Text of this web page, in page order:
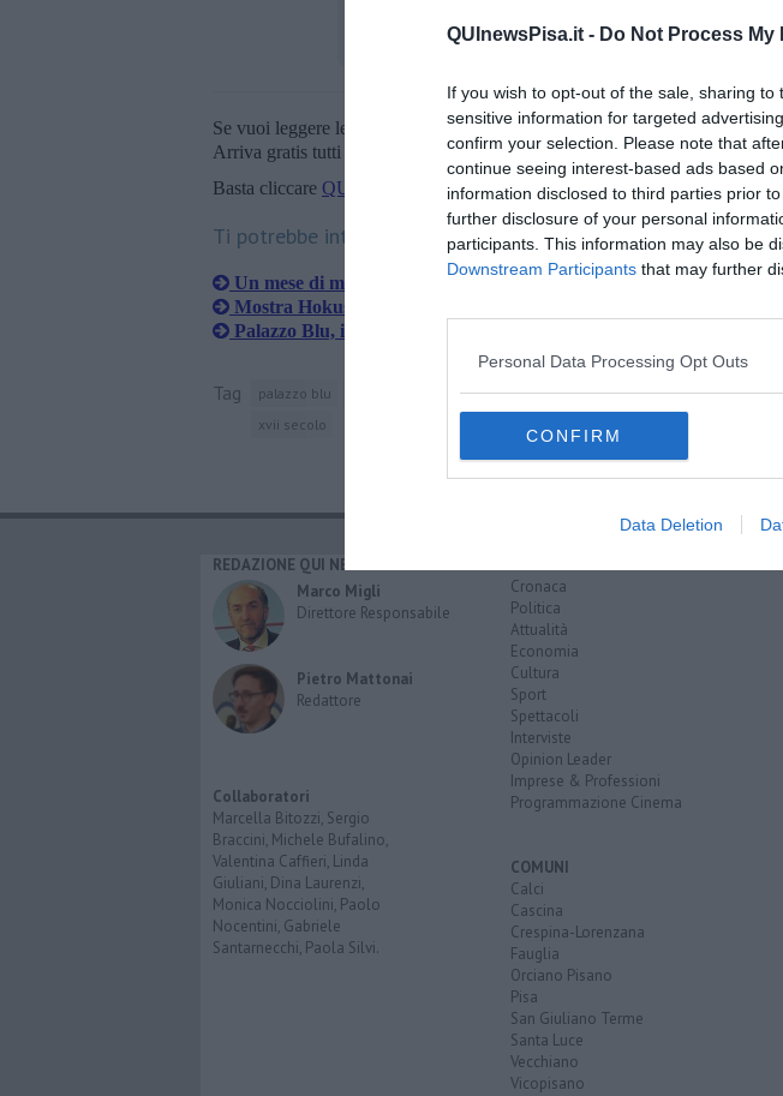
QUInewsPisa.it - Do Not Process
If you wish to opt-out of the sale, sharing
sensitive information for targeted
confirm your selection. Please note that
continue seeing interest-based ads based
information disclosed to third parties prior
further disclosure of your personal
participants. This information may also be
Downstream Participants that may further
Personal Data Processing Opt Outs
CONFIRM
Data Deletion
Se vuoi leggere le notizie principali della Toscana iscriviti allaNewsletter
Arriva gratis tutti i giorni alle 20:00 direttamente nella tua casella di posta.
Basta cliccare QUI
Ti potrebbe interessare anche:
Un mese di musica e arte diffusa
Mostra Hokusai chiude con numeri record
Palazzo Blu, il crimine nella letteratura
Tag palazzo blu artemisia gentileschi simon vouet museo
xvii secolo
REDAZIONE QUI NEWS
Marco Migli
Direttore Responsabile
Pietro Mattonai
Redattore
Collaboratori
Marcella Bitozzi, Sergio
Braccini, Michele Bufalino,
Valentina Caffieri, Linda
Giuliani, Dina Laurenzi,
Monica Nocciolini, Paolo
Nocentini, Gabriele
Santarnecchi, Paola Silvi.
CATEGORIE
Cronaca
Politica
Attualità
Economia
Cultura
Sport
Spettacoli
Interviste
Opinion Leader
Imprese & Professioni
Programmazione Cinema
COMUNI
Calci
Cascina
Crespina-Lorenzana
Fauglia
Orciano Pisano
Pisa
San Giuliano Terme
Santa Luce
Vecchiano
Vicopisano